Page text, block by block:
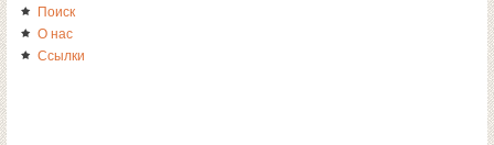
Поиск
О нас
Ссылки